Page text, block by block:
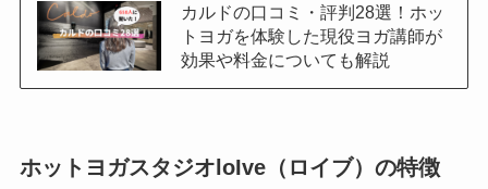
カルドの口コミ・評判28選！ホッ
トヨガを体験した現役ヨガ講師が
効果や料金についても解説
ホットヨガスタジオloIve（ロイブ）の特徴